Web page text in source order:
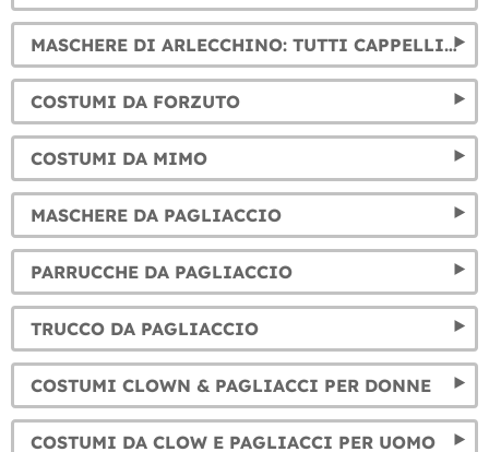
MASCHERE DI ARLECCHINO: TUTTI CAPPELLI PER IL TUO COSTUMI DI ARLECCHINO
COSTUMI DA FORZUTO
COSTUMI DA MIMO
MASCHERE DA PAGLIACCIO
PARRUCCHE DA PAGLIACCIO
TRUCCO DA PAGLIACCIO
COSTUMI CLOWN & PAGLIACCI PER DONNE
COSTUMI DA CLOW E PAGLIACCI PER UOMO